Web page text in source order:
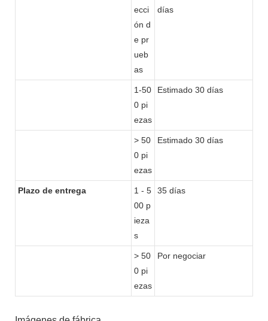
ecci
ón d
e pr
ueb
as
días
1-50
0 pi
ezas
Estimado 30 días
> 50
0 pi
ezas
Estimado 30 días
Plazo de entrega
1 - 5
00 p
ieza
s
35 días
> 50
0 pi
ezas
Por negociar